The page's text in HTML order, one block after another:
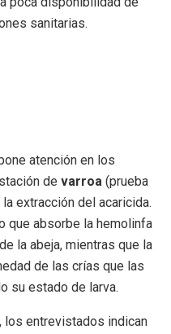
sanitarias.
atención en los
de varroa (prueba
extracción del acaricida.
que absorbe la hemolinfa
la abeja, mientras que la
de las crías que las
su estado de larva.
los entrevistados indican